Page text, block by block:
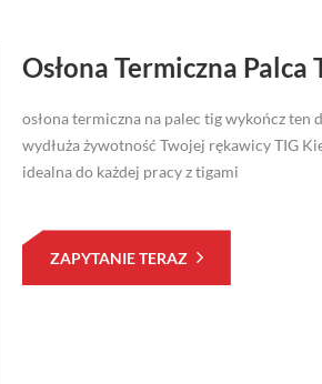
Osłona Termiczna Palca
osłona termiczna na palec tig wykończ ten
wydłuża żywotność Twojej rękawicy TIG
idealna do każdej pracy z tigami
ZAPYTANIE TERAZ